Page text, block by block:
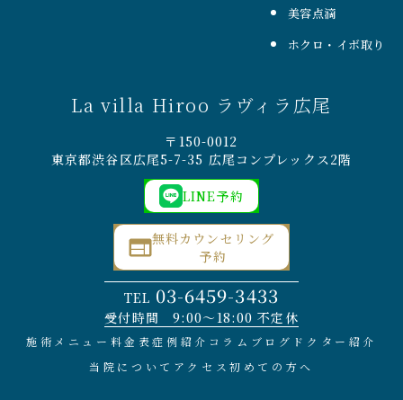
美容点滴
ホクロ・イボ取り
La villa Hiroo ラヴィラ広尾
〒150-0012
東京都渋谷区広尾5-7-35 広尾コンプレックス2階
LINE予約
無料カウンセリング
予約
TEL 03-6459-3433
受付時間 9:00〜18:00 不定休
施術メニュー 料金表症例紹介 コラム ブログ ドクター紹介
当院について アクセス初めての方へ